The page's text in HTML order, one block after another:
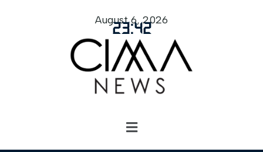
23:42
August 6, 2026